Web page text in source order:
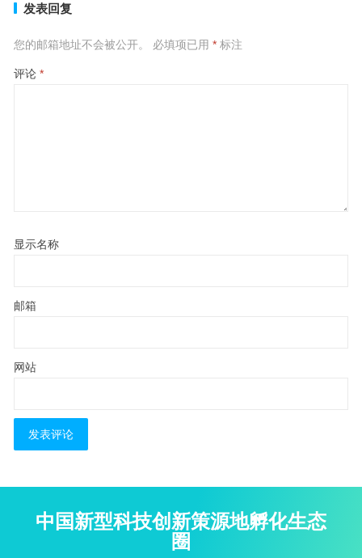
发表回复
您的邮箱地址不会被公开。 必填项已用 *标注
评论 *
显示名称
邮箱
网站
中国新型科技创新策源地孵化生态
圈